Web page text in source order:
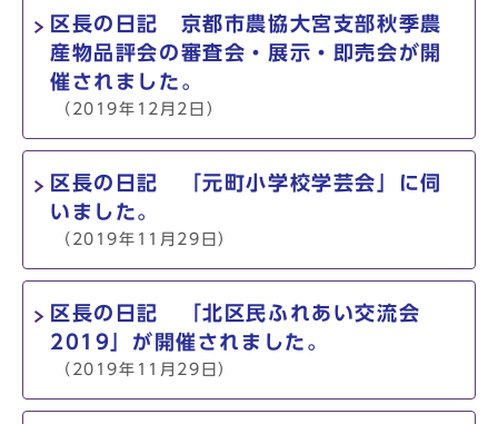
区長の日記 京都市農協大宮支部秋季農
産物品評会の審査会・展示・即売会が開
催されました。
（2019年12月2日）
区長の日記 「元町小学校学芸会」に伺
いました。
（2019年11月29日）
区長の日記 「北区民ふれあい交流会
2019」が開催されました。
（2019年11月29日）